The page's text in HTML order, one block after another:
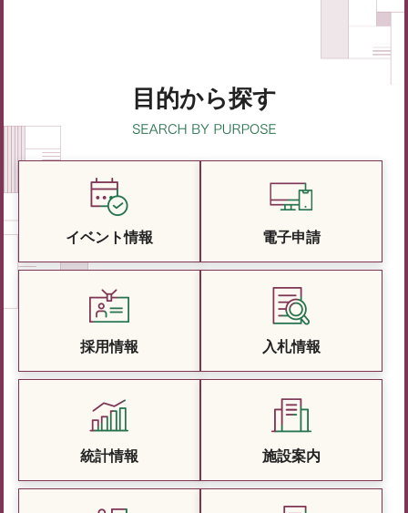
目的から探す
イベント情報 電子申請
採用情報 入札情報
統計情報 施設案内